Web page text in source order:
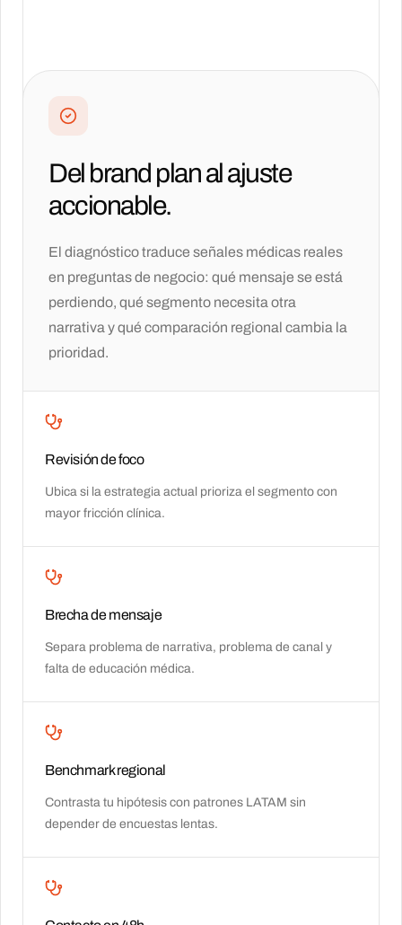
Del brand plan al ajuste
accionable.
El diagnóstico traduce señales médicas reales
en preguntas de negocio: qué mensaje se está
perdiendo, qué segmento necesita otra
narrativa y qué comparación regional cambia la
prioridad.
Revisión de foco
Ubica si la estrategia actual prioriza el segmento con
mayor fricción clínica.
Brecha de mensaje
Separa problema de narrativa, problema de canal y
falta de educación médica.
Benchmark regional
Contrasta tu hipótesis con patrones LATAM sin
depender de encuestas lentas.